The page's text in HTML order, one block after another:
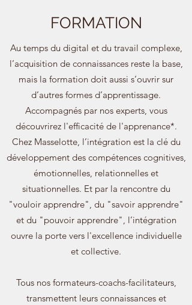
FORMATION
Au temps du digital et du travail complexe,
l’acquisition de connaissances reste la base,
mais la formation doit aussi s’ouvrir sur
d’autres formes d’apprentissage.
Accompagnés par nos experts, vous
découvrirez l'efficacité de l'apprenance*.
Chez Masselotte, l’intégration est la clé du
développement des compétences cognitives,
émotionnelles, relationnelles et
situationnelles. Et par la rencontre du
"vouloir apprendre", du "savoir apprendre"
et du "pouvoir apprendre", l’intégration
ouvre la porte vers l'excellence individuelle
et collective.
Tous nos formateurs-coachs-facilitateurs,
transmettent leurs connaissances et